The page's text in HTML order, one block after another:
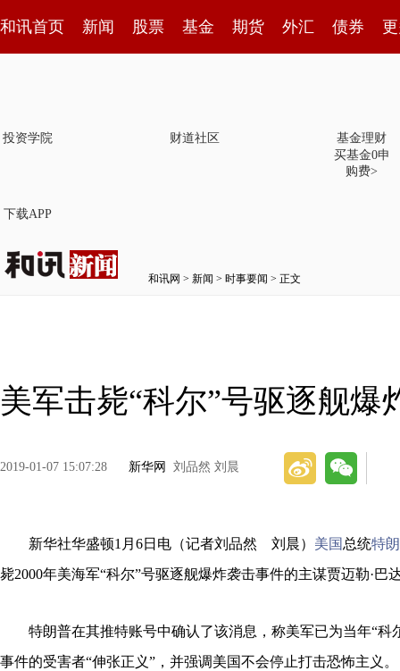
和讯首页 新闻 股票 基金 期货 外汇 债券
投资学院 财道社区
基金理财
买基金0申
购费>
下载APP
和讯网 > 新闻 > 时事要闻 > 正文
美军击毙“科尔”号驱逐舰爆
2019-01-07 15:07:28 新华网 刘品然 刘晨
新华社华盛顿1月6日电（记者刘品然 刘晨） 美国 总统特
毙2000年美海军“科尔”号驱逐舰爆炸袭击事件的主谋贾迈勒·巴
特朗普在其推特账号中确认了该消息，称美军已为当年“科
事件的受害者“伸张正义”，并强调美国不会停止打击恐怖主义。